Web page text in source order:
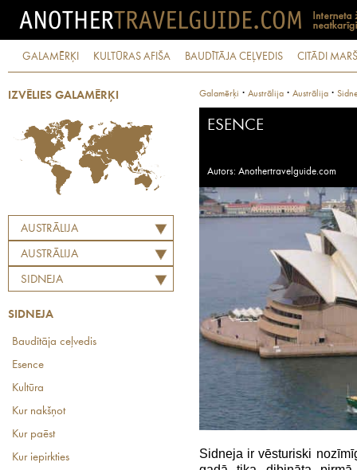
GALAMĒRĶI KULTŪRAS AFIŠA BAUDĪTĀJA CEĻVEDIS CITĀDI
IZVĒLIES GALAMĒRĶI
AUSTRĀLIJA
AUSTRĀLIJA
SIDNEJA
SIDNEJA
Baudītāja ceļvedis
Esence
Kultūra
Kur nakšņot
Kur paēst
Kur iepirkties
Galamērķi · Austrālija · Austrālija ·
ESENCE
Autors: Anothertravelguide.com
Sidneja ir vēsturiski